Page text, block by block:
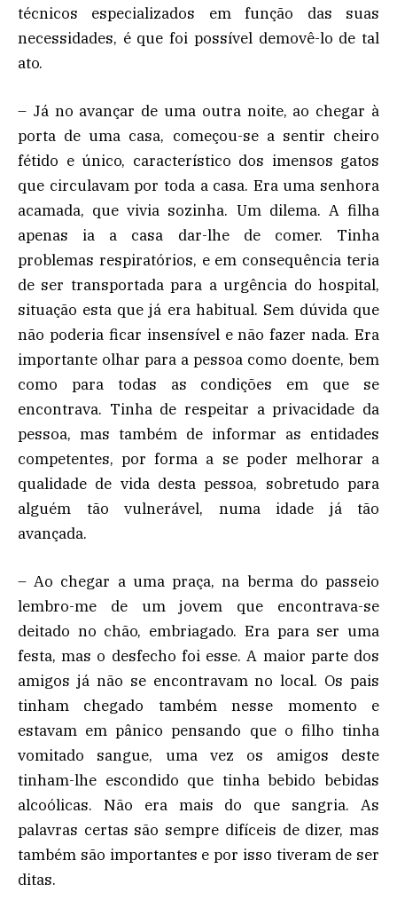
técnicos especializados em função das suas
necessidades, é que foi possível demovê-lo de tal
ato.
– Já no avançar de uma outra noite, ao chegar à
porta de uma casa, começou-se a sentir cheiro
fétido e único, característico dos imensos gatos
que circulavam por toda a casa. Era uma senhora
acamada, que vivia sozinha. Um dilema. A filha
apenas ia a casa dar-lhe de comer. Tinha
problemas respiratórios, e em consequência teria
de ser transportada para a urgência do hospital,
situação esta que já era habitual. Sem dúvida que
não poderia ficar insensível e não fazer nada. Era
importante olhar para a pessoa como doente, bem
como para todas as condições em que se
encontrava. Tinha de respeitar a privacidade da
pessoa, mas também de informar as entidades
competentes, por forma a se poder melhorar a
qualidade de vida desta pessoa, sobretudo para
alguém tão vulnerável, numa idade já tão
avançada.
– Ao chegar a uma praça, na berma do passeio
lembro-me de um jovem que encontrava-se
deitado no chão, embriagado. Era para ser uma
festa, mas o desfecho foi esse. A maior parte dos
amigos já não se encontravam no local. Os pais
tinham chegado também nesse momento e
estavam em pânico pensando que o filho tinha
vomitado sangue, uma vez os amigos deste
tinham-lhe escondido que tinha bebido bebidas
alcoólicas. Não era mais do que sangria. As
palavras certas são sempre difíceis de dizer, mas
também são importantes e por isso tiveram de ser
ditas.